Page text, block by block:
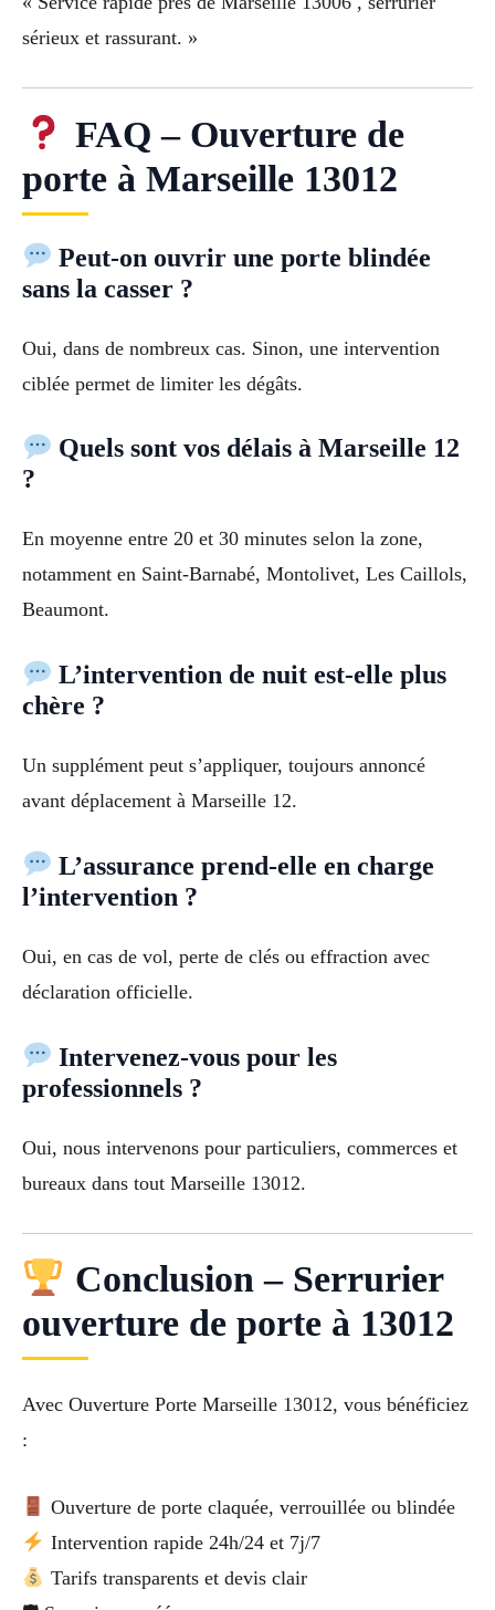
sérieux et rassurant. »
FAQ – Ouverture de
porte à Marseille 13012
Peut-on ouvrir une porte blindée
sans la casser ?
Oui, dans de nombreux cas. Sinon, une intervention
ciblée permet de limiter les dégâts.
Quels sont vos délais à Marseille 12
?
En moyenne entre 20 et 30 minutes selon la zone,
notamment en Saint-Barnabé, Montolivet, Les Caillols,
Beaumont.
L’intervention de nuit est-elle plus
chère ?
Un supplément peut s’appliquer, toujours annoncé
avant déplacement à Marseille 12.
L’assurance prend-elle en charge
l’intervention ?
Oui, en cas de vol, perte de clés ou effraction avec
déclaration officielle.
Intervenez-vous pour les
professionnels ?
Oui, nous intervenons pour particuliers, commerces et
bureaux dans tout Marseille 13012.
Conclusion – Serrurier
ouverture de porte à 13012
Avec Ouverture Porte Marseille 13012, vous bénéficiez
:
Ouverture de porte claquée, verrouillée ou blindée
Intervention rapide 24h/24 et 7j/7
Tarifs transparents et devis clair